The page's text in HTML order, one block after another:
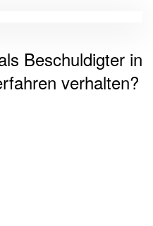
Beschuldigter in
verhalten?